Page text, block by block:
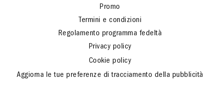
Promo
Termini e condizioni
Regolamento programma fedeltà
Privacy policy
Cookie policy
Aggiorna le tue preferenze di tracciamento della pubblicità